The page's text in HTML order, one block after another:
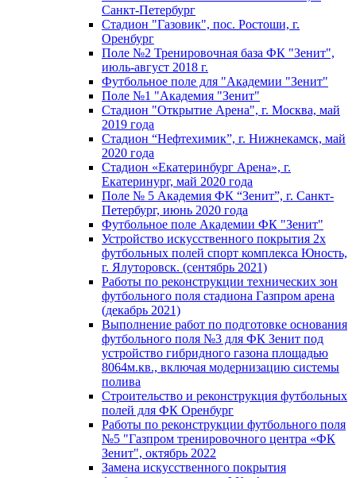
Санкт-Петербург
Стадион "Газовик", пос. Ростоши, г.
Оренбург
Поле №2 Тренировочная база ФК "Зенит",
июль-август 2018 г.
Футбольное поле для "Академии "Зенит"
Поле №1 "Академия "Зенит"
Стадион "Открытие Арена", г. Москва, май
2019 года
Стадион “Нефтехимик”, г. Нижнекамск, май
2020 года
Стадион «Екатеринбург Арена», г.
Екатеринург, май 2020 года
Поле № 5 Академия ФК “Зенит”, г. Санкт-
Петербург, июнь 2020 года
Футбольное поле Академии ФК "Зенит"
Устройство искусственного покрытия 2х
футбольных полей спорт комплекса Юность,
г. Ялуторовск. (сентябрь 2021)
Работы по реконструкции технических зон
футбольного поля стадиона Газпром арена
(декабрь 2021)
Выполнение работ по подготовке основания
футбольного поля №3 для ФК Зенит под
устройство гибридного газона площадью
8064м.кв., включая модернизацию системы
полива
Строительство и реконструкция футбольных
полей для ФК Оренбург
Работы по реконструкции футбольного поля
№5 "Газпром тренировочного центра «ФК
Зенит", октябрь 2022
Замена искусственного покрытия